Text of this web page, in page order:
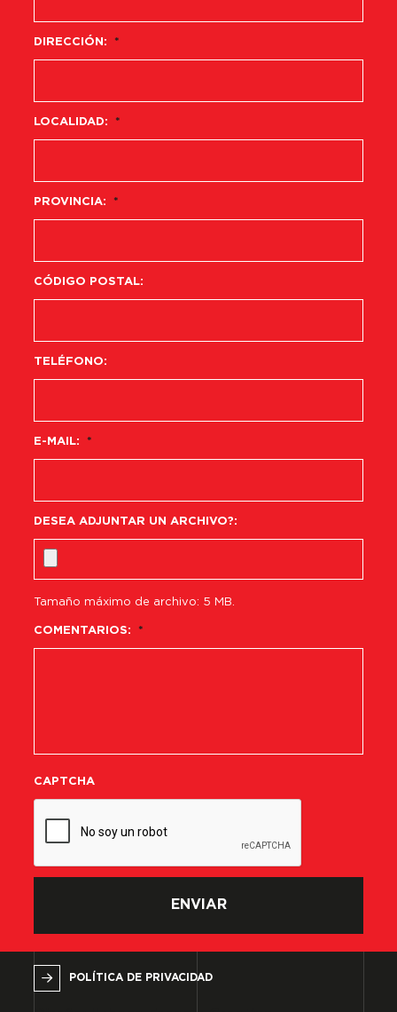
DIRECCIÓN: *
LOCALIDAD: *
PROVINCIA: *
CÓDIGO POSTAL:
TELÉFONO:
E-MAIL: *
DESEA ADJUNTAR UN ARCHIVO?:
Tamaño máximo de archivo: 5 MB.
COMENTARIOS: *
CAPTCHA
POLÍTICA DE PRIVACIDAD